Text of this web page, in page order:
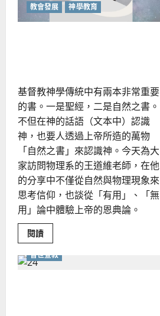
人」
教會發展 神學教育
基督教神學傳統中有兩本非常重要
的書。一是聖經，二是自然之書。
不但在神的話語（文本中）認識
神，也要人透過上帝所造的萬物
「自然之書」來認識神。今天為大
家訪問物理系的王道維老師，在他
的分享中不僅從自然與物理現象來
思考信仰，也談從「有用」、「無
用」論中體驗上帝的恩典論。
閱讀Read
more
仰
普世宣教